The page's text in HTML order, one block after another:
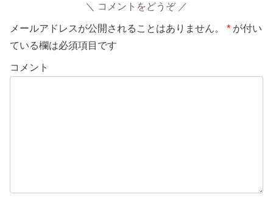
コメントをどうぞ
メールアドレスが公開されることはありません。 * が付い
ている欄は必須項目です
コメント